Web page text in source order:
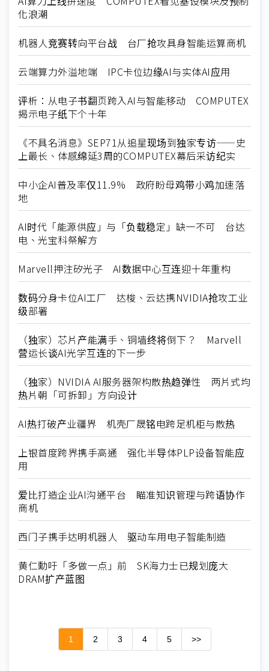
化浪潮
机器人竞赛转向平台战 台厂抢攻具身智能运算商机
云端算力外溢地端 IPC卡位边缘AI与实体AI应用
评析：从电子书翻页跨入AI与智能移动 COMPUTEX
揭示电子纸下个十年
《不具名消息》SEP71从追星现场到独家专访——史
上最长、体感绵延3周的COMPUTEX幕后采访纪实
中小企AI普及率仅11.9% 政府盼母鸡带小鸡加速落
地
AI时代「能源供应」与「负载稳定」缺一不可 台达
电、光宝科祭解方
Marvell押注矽光子 AI数据中心互连迎十年重构
数码分身卡位AI工厂 达梭、云达携NVIDIA抢攻工业
级部署
（独家）芯片产能满手、铜墙终将倒下？ Marvell
营运长谈AI光学互连的下一步
（独家）NVIDIA AI服务器架构散热趋弹性 两片式均
热片朝「可拆卸」方向设计
AI热打破产业疆界 机壳厂晟铭电跨足机柜与散热
上银首度跨界携手高通 强化半导体PLP设备智能应
用
爱比打造企业AI沟通平台 瞄准知识管理与跨语协作
商机
西门子携手达明机器人 驱动车用电子智能制造
黄仁勳吁「多做一点」前 SK海力士已规划庞大
DRAM扩产蓝图
1 2 3 4 5 >>